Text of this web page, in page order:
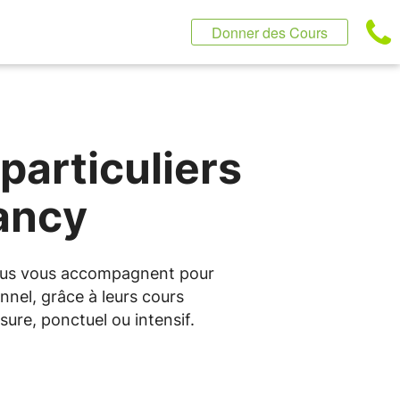
Donner des Cours
vous accompagnent pour
grâce à leurs cours
ponctuel ou intensif.